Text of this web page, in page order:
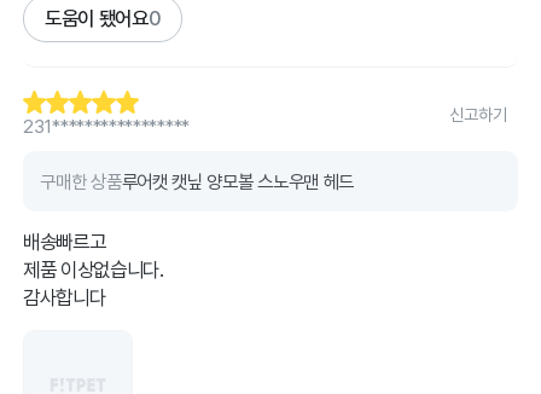
도움이 됐어요0
231*****************
신고하기
구매한 상품루어캣 캣닢 양모볼 스노우맨 헤드
배송빠르고
제품 이상없습니다.
감사합니다